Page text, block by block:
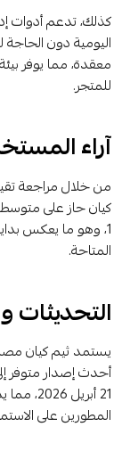
كذلك، تدعم أدوات
اليومية دون
معقدة، مما يوفر
للمتجر.
آراء
من خلال مراجعة
1، وهو ما يعكس
المتاحة.
التحديثات
يستمد ثيم كيان
21
المطورين على